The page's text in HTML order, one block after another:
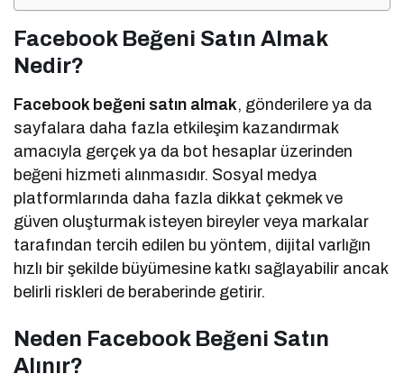
Facebook Beğeni Satın Almak
Nedir?
Facebook beğeni satın almak, gönderilere ya da
sayfalara daha fazla etkileşim kazandırmak
amacıyla gerçek ya da bot hesaplar üzerinden
beğeni hizmeti alınmasıdır. Sosyal medya
platformlarında daha fazla dikkat çekmek ve
güven oluşturmak isteyen bireyler veya markalar
tarafından tercih edilen bu yöntem, dijital varlığın
hızlı bir şekilde büyümesine katkı sağlayabilir ancak
belirli riskleri de beraberinde getirir.
Neden Facebook Beğeni Satın
Alınır?